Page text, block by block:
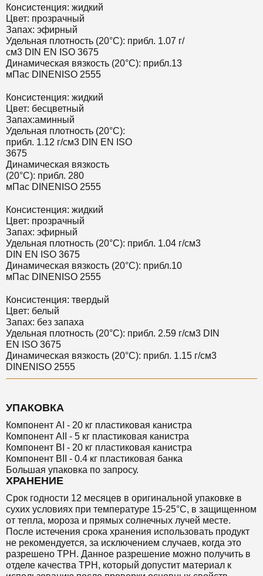
Консистенция: жидкий
Цвет: прозрачный
Запах: эфирный
Удельная плотность (20°C): прибл. 1.07 г/
см3 DIN EN ISO 3675
Динамическая вязкость (20°C): прибл.13
мПас DINENISO 2555
Консистенция: жидкий
Цвет: бесцветный
Запах:аминный
Удельная плотность (20°C):
прибл. 1.12 г/см3 DIN EN ISO
3675
Динамическая вязкость
(20°C): прибл. 280
мПас DINENISO 2555
Консистенция: жидкий
Цвет: прозрачный
Запах: эфирный
Удельная плотность (20°C): прибл. 1.04 г/см3
DIN EN ISO 3675
Динамическая вязкость (20°C): прибл.10
мПас DINENISO 2555
Консистенция: твердый
Цвет: белый
Запах: без запаха
Удельная плотность (20°C): прибл. 2.59 г/см3 DIN
EN ISO 3675
Динамическая вязкость (20°C): прибл. 1.15 г/см3
DINENISO 2555
УПАКОВКА
Компонент AI - 20 кг пластиковая канистра
Компонент AII - 5 кг пластиковая канистра
Компонент BI - 20 кг пластиковая канистра
Компонент BII - 0.4 кг пластиковая банка
Большая упаковка по запросу.
ХРАНЕНИЕ
Срок годности 12 месяцев в оригинальной упаковке в
сухих условиях при температуре 15-25°C, в защищенном
от тепла, мороза и прямых солнечных лучей месте.
После истечения срока хранения использовать продукт
не рекомендуется, за исключением случаев, когда это
разрешено TPH. Данное разрешение можно получить в
отделе качества TPH, который допустит материал к